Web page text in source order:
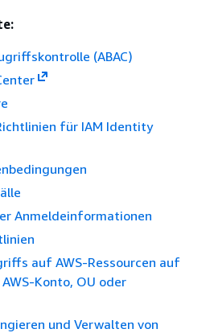
(ABAC)
für IAM Identity
Anmeldeinformationen
auf AWS-Ressourcen auf
Konto, OU oder
und Verwalten von